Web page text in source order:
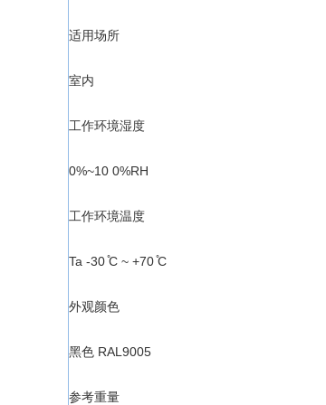
适用场所
室内
工作环境湿度
0%~10 0%RH
工作环境温度
Ta -30 ̊C ~ +70 ̊C
外观颜色
黑色 RAL9005
参考重量